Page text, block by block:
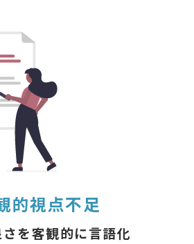
的視点不足
を客観的に言語化